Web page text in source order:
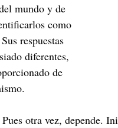
mundo y de
como
respuestas
diferentes,
de
otra vez, depende.